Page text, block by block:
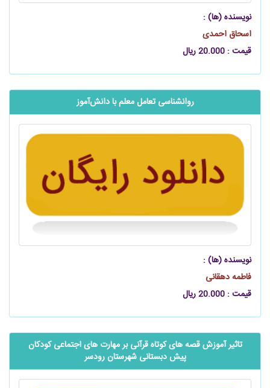
نویسنده (ها) :
اسحاق احمدی
قیمت : 20.000 ریال
روانشناسی تعامل معلم با دانش‌آموز
نویسنده (ها) :
فاطمه دهقانی
قیمت : 20.000 ریال
تاثیر آموزش قصه های کوتاه قرآنی بر مهارت های اجتماعی کودکان
پیش دبستانی شهرستان رودسر